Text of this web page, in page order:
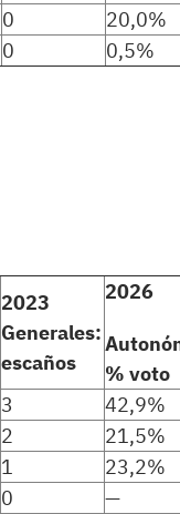
0
20,0%
0 0,5%
2023
Generales:
escaños
2026
% voto
3
42,9%
2
21,5%
1
23,2%
0
—